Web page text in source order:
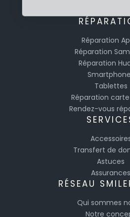
Réparation
Réparation
Réparation
Tablettes
Réparation
Rendez-vous
Transfert de
Astuces
Assurances
RÉSEAU
Qui sommes
Notre